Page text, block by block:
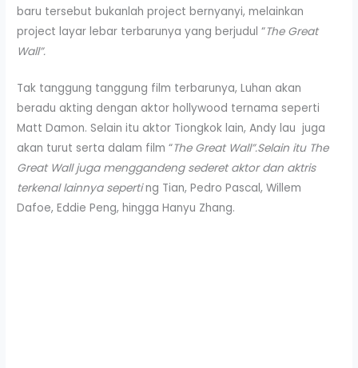
baru tersebut bukanlah project bernyanyi, melainkan
project layar lebar terbarunya yang berjudul “The Great
Wall”.
Tak tanggung tanggung film terbarunya, Luhan akan
beradu akting dengan aktor hollywood ternama seperti
Matt Damon. Selain itu aktor Tiongkok lain, Andy lau juga
akan turut serta dalam film “The Great Wall”.Selain itu The
Great Wall juga menggandeng sederet aktor dan aktris
terkenal lainnya seperting Tian, Pedro Pascal, Willem
Dafoe, Eddie Peng, hingga Hanyu Zhang.